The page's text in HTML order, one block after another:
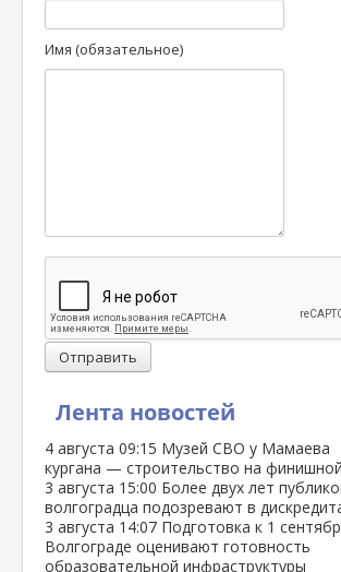
Лента новостей
4 августа 09:15 Музей СВО у Мамаева
кургана — строительство на
3 августа 15:00 Более двух лет
волгоградца подозревают в
3 августа 14:07 Подготовка к 1
Волгограде оценивают готовность
образовательной инфраструктуры
Имя (обязательное)
Отправить